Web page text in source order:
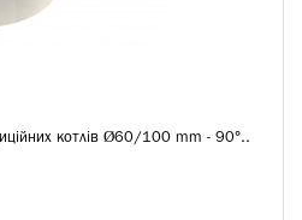
котлів Ø60/100 mm - 90°..